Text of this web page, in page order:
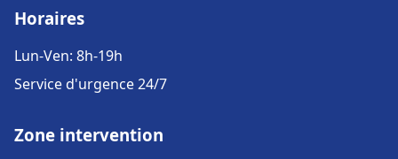
Horaires
Lun-Ven: 8h-19h
Service d'urgence 24/7
Zone intervention